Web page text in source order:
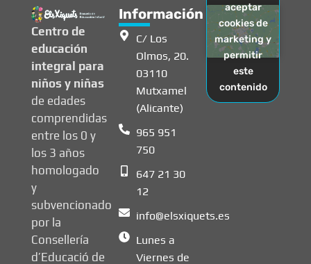
Centro de
educación
integral para
niños y niñas
de edades
comprendidas
entre los 0 y
los 3 años
homologado
y
subvencionado
por la
Consellería
d’Educació de
Información
C/ Los
Olmos, 20.
03110
Mutxamel
(Alicante)
965 951
750
647 21 30
12
info@elsxiquets.es
Lunes a
Viernes de
aceptar
cookies de
marketing y
permitir
este
contenido